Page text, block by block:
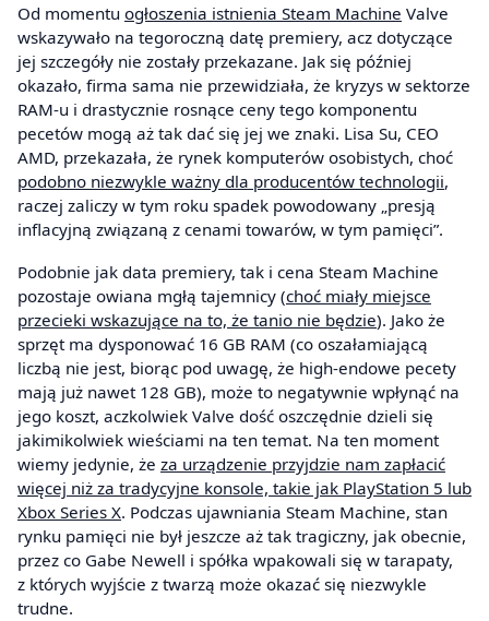
Od momentu ogłoszenia istnienia Steam Machine Valve
wskazywało na tegoroczną datę premiery, acz dotyczące
jej szczegóły nie zostały przekazane. Jak się później
okazało, firma sama nie przewidziała, że kryzys w sektorze
RAM-u i drastycznie rosnące ceny tego komponentu
pecetów mogą aż tak dać się jej we znaki. Lisa Su, CEO
AMD, przekazała, że rynek komputerów osobistych, choć
podobno niezwykle ważny dla producentów technologii,
raczej zaliczy w tym roku spadek powodowany „presją
inflacyjną związaną z cenami towarów, w tym pamięci”.
Podobnie jak data premiery, tak i cena Steam Machine
pozostaje owiana mgłą tajemnicy (choć miały miejsce
przecieki wskazujące na to, że tanio nie będzie). Jako że
sprzęt ma dysponować 16 GB RAM (co oszałamiającą
liczbą nie jest, biorąc pod uwagę, że high-endowe pecety
mają już nawet 128 GB), może to negatywnie wpłynąć na
jego koszt, aczkolwiek Valve dość oszczędnie dzieli się
jakimikolwiek wieściami na ten temat. Na ten moment
wiemy jedynie, że za urządzenie przyjdzie nam zapłacić
więcej niż za tradycyjne konsole, takie jak PlayStation 5 lub
Xbox Series X. Podczas ujawniania Steam Machine, stan
rynku pamięci nie był jeszcze aż tak tragiczny, jak obecnie,
przez co Gabe Newell i spółka wpakowali się w tarapaty,
z których wyjście z twarzą może okazać się niezwykle
trudne.